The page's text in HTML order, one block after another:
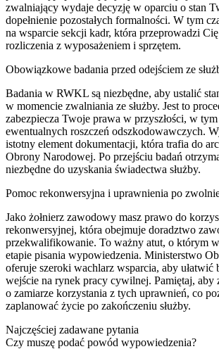
zwalniający wydaje decyzję w oparciu o stan
dopełnienie pozostałych formalności. W tym
na wsparcie sekcji kadr, która przeprowadzi
rozliczenia z wyposażeniem i sprzętem.
Obowiązkowe badania przed odejściem ze
Badania w RWKL są niezbędne, aby ustalić
w momencie zwalniania ze służby. Jest to
zabezpiecza Twoje prawa w przyszłości, w
ewentualnych roszczeń odszkodowawczych.
istotny element dokumentacji, która trafia do
Obrony Narodowej. Po przejściu badań
niezbędne do uzyskania świadectwa służby.
Pomoc rekonwersyjna i uprawnienia po
Jako żołnierz zawodowy masz prawo do
rekonwersyjnej, która obejmuje doradztwo
przekwalifikowanie. To ważny atut, o którym
etapie pisania wypowiedzenia. Ministerstwo
oferuje szeroki wachlarz wsparcia, aby ułatwić
wejście na rynek pracy cywilnej. Pamiętaj, aby
o zamiarze korzystania z tych uprawnień, co
zaplanować życie po zakończeniu służby.
Najczęściej zadawane pytania
Czy muszę podać powód wypowiedzenia?